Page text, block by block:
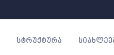
ᲡᲢᲠᲣᲥᲢᲣᲠᲐ